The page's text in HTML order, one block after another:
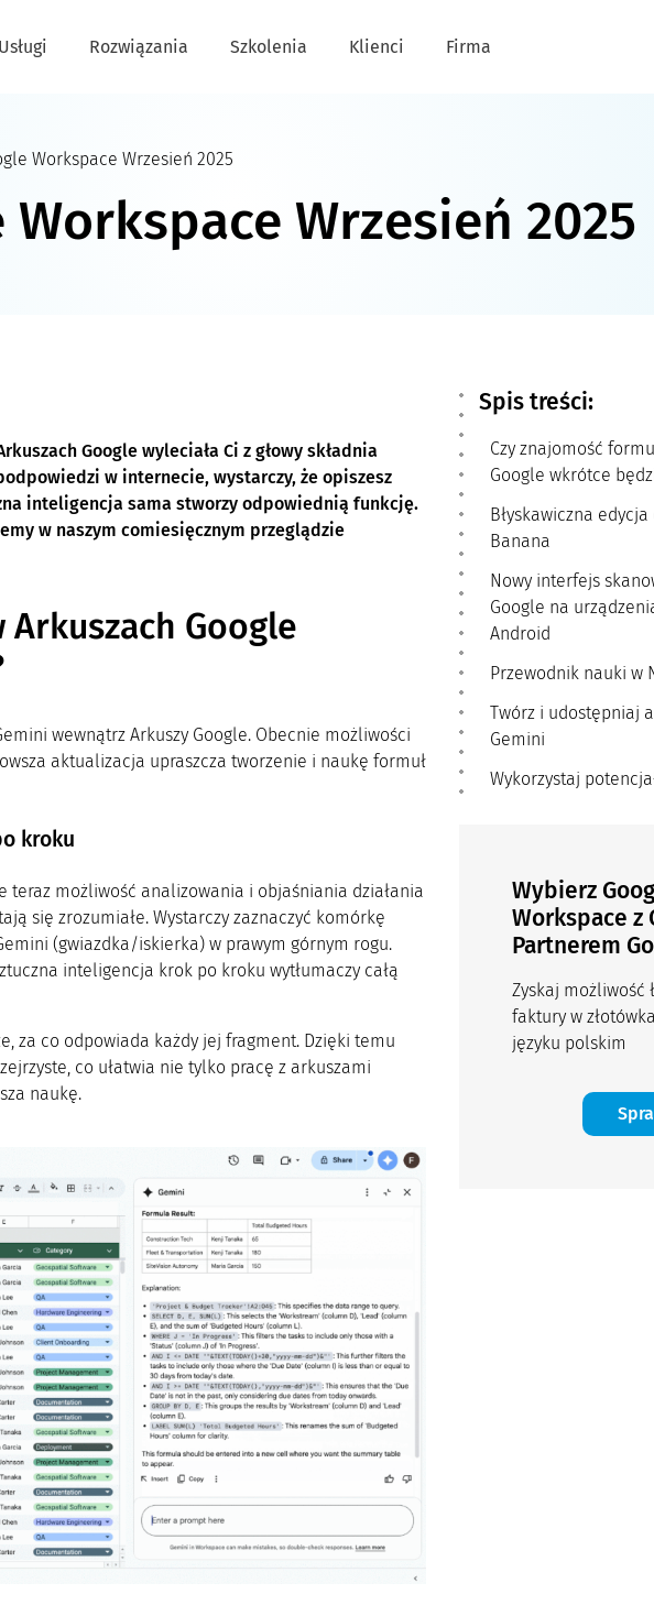
Usługi Rozwiązania Szkolenia Klienci Firma
Workspace Wrzesień 2025
Wrzesień 2025
Google wyleciała Ci z głowy składnia
w internecie, wystarczy, że opiszesz
inteligencja sama stworzy odpowiednią funkcję.
w naszym comiesięcznym przeglądzie
Arkuszach Google
wewnątrz Arkuszy Google. Obecnie możliwości
aktualizacja upraszcza tworzenie i naukę formuł
kroku
teraz możliwość analizowania i objaśniania działania
się zrozumiałe. Wystarczy zaznaczyć komórkę
(gwiazdka/iskierka) w prawym górnym rogu.
inteligencja krok po kroku wytłumaczy całą
za co odpowiada każdy jej fragment. Dzięki temu
co ułatwia nie tylko pracę z arkuszami
naukę.
Spis treści:
Czy znajomość
Google wkrótce
Błyskawiczna
Banana
Nowy interfejs
Google na
Android
Przewodnik nauki w
Twórz i udostępniaj
Gemini
Wykorzystaj
Wybierz
Workspace z
Partnerem
Zyskaj możliwość
faktury w
języku polskim